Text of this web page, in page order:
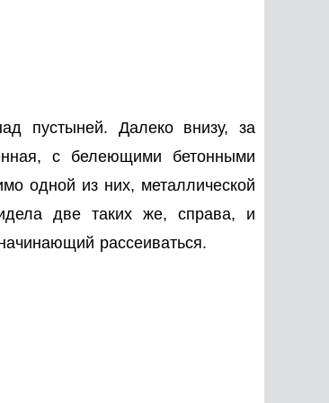
пустыней. Далеко внизу, за
с белеющими бетонными
одной из них, металлической
две таких же, справа, и
рассеиваться.